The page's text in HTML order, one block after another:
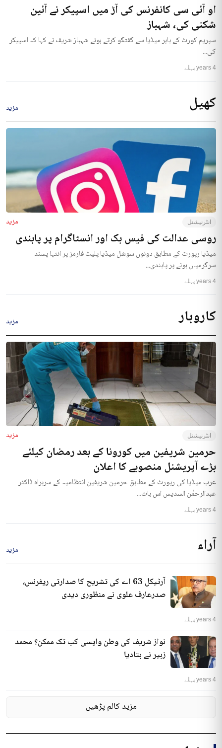
او آئی سی کانفرنس کی آڑ میں اسپیکر نے آئین
شکنی کی، شہباز
سپریم کورٹ کے باہر میڈیا سے گفتگو کرتے ہوئے شہباز شریف نے کہا کہ اسپیکر
کی...
4 years پہلے
کھیل مزید
انٹرنیشنل مزید
روسی عدالت کی فیس بک اور انسٹاگرام پر پابندی
میڈیا رپورٹ کے مطابق دونوں سوشل میڈیا پلیٹ فارمز پر انتہا پسند
سرگرمیاں ہونے پر پابندی...
4 years پہلے
کاروبار مزید
انٹرنیشنل مزید
حرمین شریفین میں کورونا کے بعد رمضان کیلئے
بڑے آپریشنل منصوبے کا اعلان
عرب میڈیا کی رپورٹ کے مطابق حرمین شریفین انتظامیہ کے سربراہ ڈاکٹر
عبدالرحمٰن السدیس اس بات...
4 years پہلے
آراء مزید
آرٹیکل 63 اے کی تشریح کا صدارتی ریفرنس،
صدرعارف علوی نے منظوری دیدی
4 years پہلے
نواز شریف کی وطن واپسی کب تک ممکن؟ محمد
زبیر نے بتادیا
4 years پہلے
مزید کالم پڑھیں